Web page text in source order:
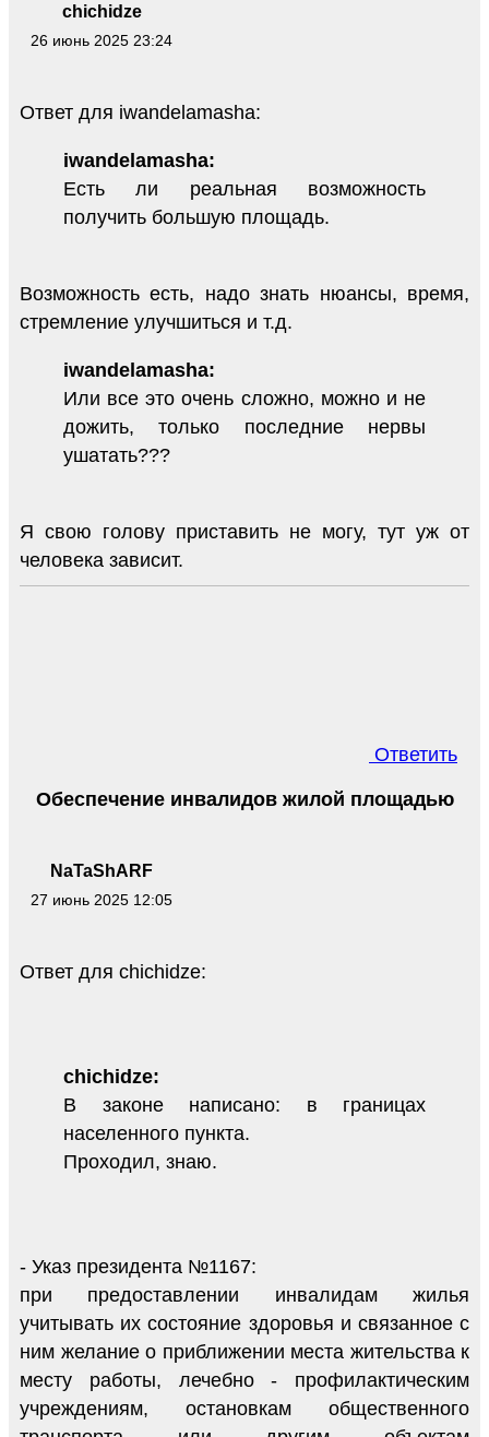
chichidze
26 июнь 2025 23:24
Ответ для iwandelamasha:
iwandelamasha:
Есть ли реальная возможность
получить большую площадь.
Возможность есть, надо знать нюансы, время,
стремление улучшиться и т.д.
iwandelamasha:
Или все это очень сложно, можно и не
дожить, только последние нервы
ушатать???
Я свою голову приставить не могу, тут уж от
человека зависит.
Ответить
NaTaShARF
27 июнь 2025 12:05
Обеспечение инвалидов жилой площадью
Ответ для chichidze:
chichidze:
В законе написано: в границах
населенного пункта.
Проходил, знаю.
- Указ президента №1167:
при предоставлении инвалидам жилья
учитывать их состояние здоровья и связанное с
ним желание о приближении места жительства к
месту работы, лечебно - профилактическим
учреждениям, остановкам общественного